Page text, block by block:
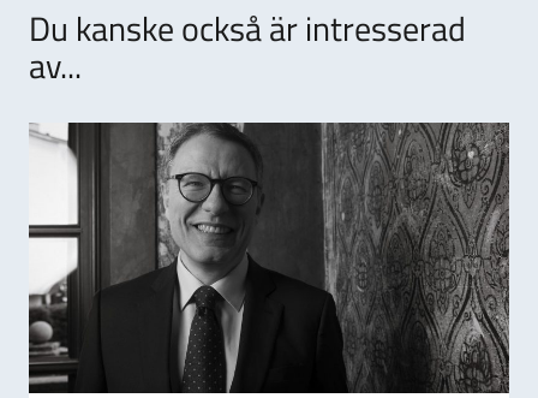
Du kanske också är intresserad
av...